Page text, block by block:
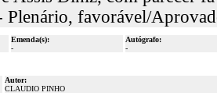
Plenário, favorável/
Emenda(s):
-
Autógrafo:
-
Autor:
CLAUDIO PINHO